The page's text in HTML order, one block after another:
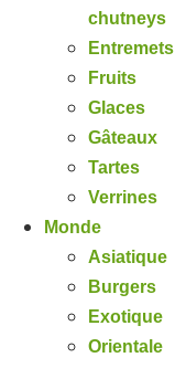
chutneys
Entremets
Fruits
Glaces
Gâteaux
Tartes
Verrines
Monde
Asiatique
Burgers
Exotique
Orientale